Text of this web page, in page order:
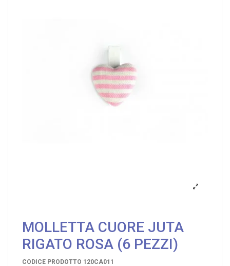
MOLLETTA CUORE JUTA
RIGATO ROSA (6 PEZZI)
CODICE PRODOTTO 120CA011